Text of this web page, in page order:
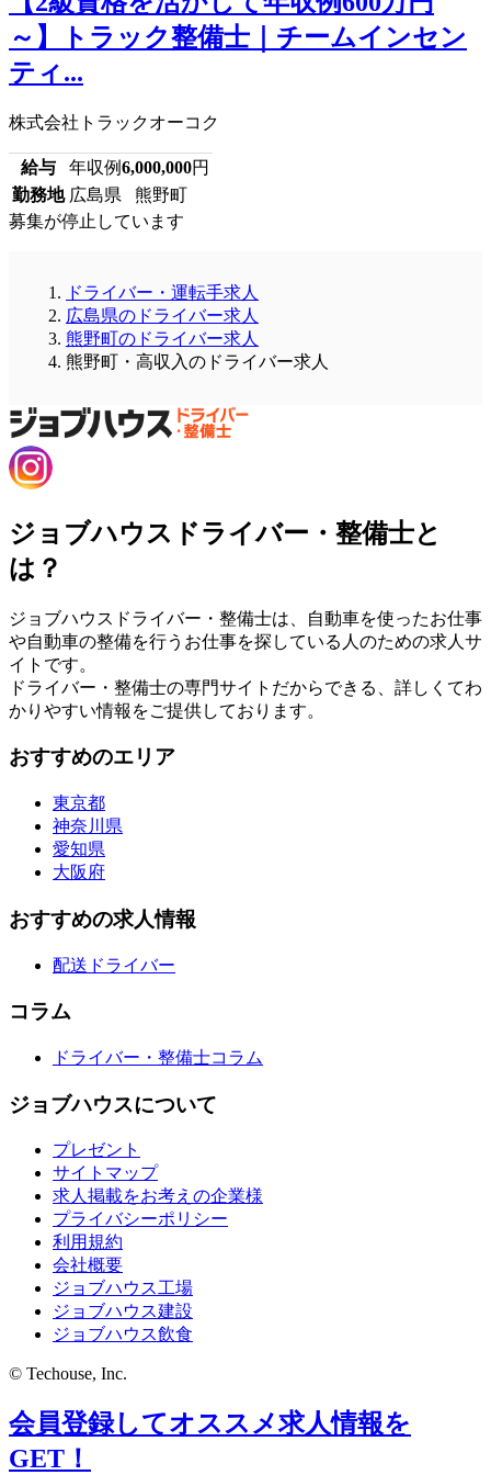
～】トラック整備士｜チームインセン
ティ...
株式会社トラックオーコク
給与 年収例6,000,000円
勤務地 広島県 熊野町
募集が停止しています
ドライバー・運転手求人
広島県のドライバー求人
熊野町のドライバー求人
熊野町・高収入のドライバー求人
ジョブハウスドライバー・整備士と
は？
ジョブハウスドライバー・整備士は、自動車を使ったお仕事
や自動車の整備を行うお仕事を探している人のための求人サ
イトです。
ドライバー・整備士の専門サイトだからできる、詳しくてわ
かりやすい情報をご提供しております。
おすすめのエリア
東京都
神奈川県
愛知県
大阪府
おすすめの求人情報
配送ドライバー
コラム
ドライバー・整備士コラム
ジョブハウスについて
プレゼント
サイトマップ
求人掲載をお考えの企業様
プライバシーポリシー
利用規約
会社概要
ジョブハウス工場
ジョブハウス建設
ジョブハウス飲食
© Techouse, Inc.
会員登録してオススメ求人情報を
GET！